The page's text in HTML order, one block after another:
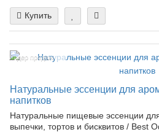
Купить
Лидер продаж!
Натуральные эссенции для
напитков
Натуральные пищевые эссенции для
выпечки, тортов и бисквитов / Best